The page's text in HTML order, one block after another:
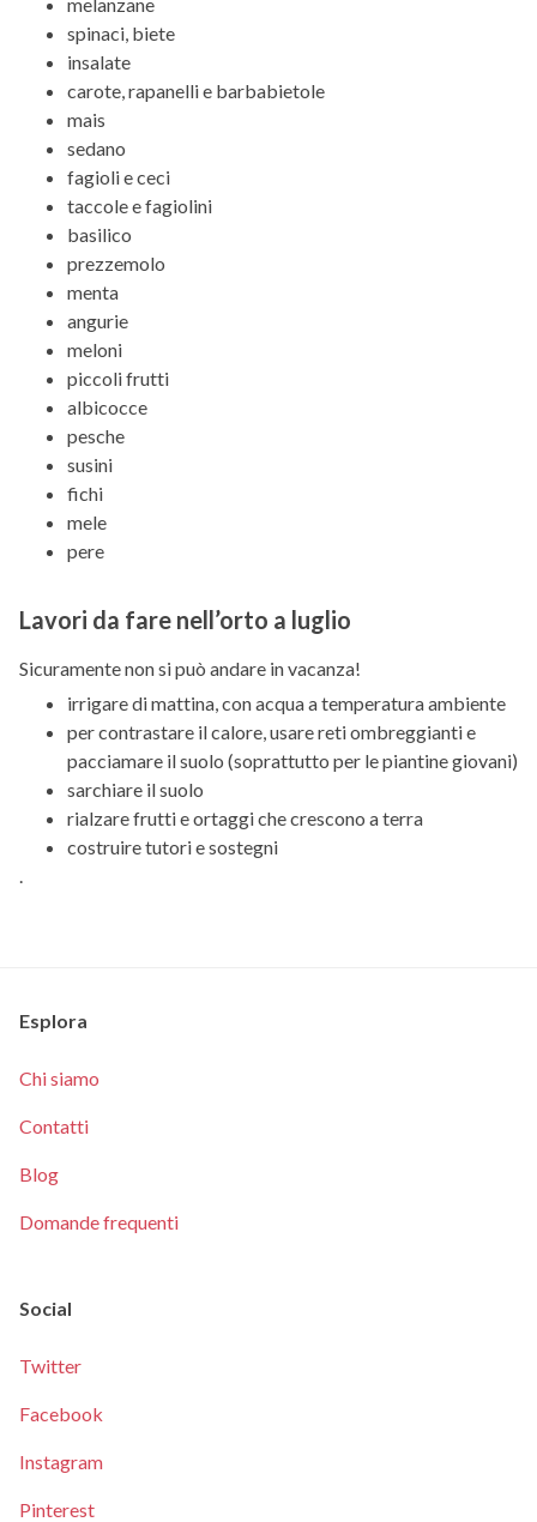
spinaci, biete
insalate
carote, rapanelli e barbabietole
mais
sedano
fagioli e ceci
taccole e fagiolini
basilico
prezzemolo
menta
angurie
meloni
piccoli frutti
albicocce
pesche
susini
fichi
mele
pere
Lavori da fare nell’orto a luglio
Sicuramente non si può andare in vacanza!
irrigare di mattina, con acqua a temperatura ambiente
per contrastare il calore, usare reti ombreggianti e
pacciamare il suolo (soprattutto per le piantine giovani)
sarchiare il suolo
rialzare frutti e ortaggi che crescono a terra
costruire tutori e sostegni
.
Esplora
Chi siamo
Contatti
Blog
Domande frequenti
Social
Twitter
Facebook
Instagram
Pinterest